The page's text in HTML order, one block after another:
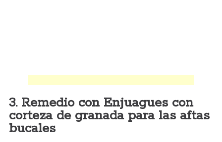
3. Remedio con Enjuagues con
corteza de granada para las aftas
bucales